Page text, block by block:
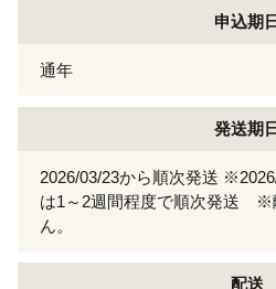
申込期日
通年
発送期日
2026/03/23から順次発送
は1～2週間程度で順次発送 ※
ん。
配送